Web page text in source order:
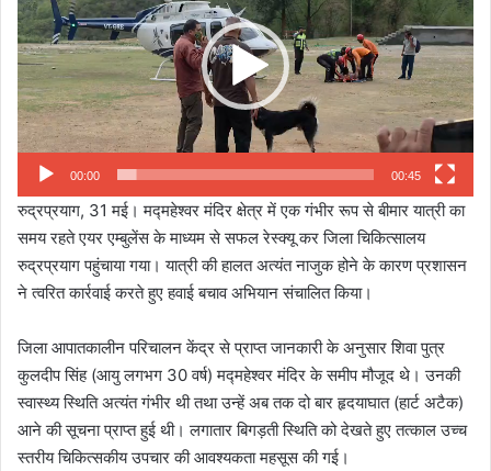
m
a
l
00:00 00:45
रुद्रप्रयाग, 31 मई। मद्महेश्वर मंदिर क्षेत्र में एक गंभीर रूप से बीमार यात्री का
समय रहते एयर एम्बुलेंस के माध्यम से सफल रेस्क्यू कर जिला चिकित्सालय
रुद्रप्रयाग पहुंचाया गया। यात्री की हालत अत्यंत नाजुक होने के कारण प्रशासन
ने त्वरित कार्रवाई करते हुए हवाई बचाव अभियान संचालित किया।
जिला आपातकालीन परिचालन केंद्र से प्राप्त जानकारी के अनुसार शिवा पुत्र
कुलदीप सिंह (आयु लगभग 30 वर्ष) मद्महेश्वर मंदिर के समीप मौजूद थे। उनकी
स्वास्थ्य स्थिति अत्यंत गंभीर थी तथा उन्हें अब तक दो बार हृदयाघात (हार्ट अटैक)
आने की सूचना प्राप्त हुई थी। लगातार बिगड़ती स्थिति को देखते हुए तत्काल उच्च
स्तरीय चिकित्सकीय उपचार की आवश्यकता महसूस की गई।